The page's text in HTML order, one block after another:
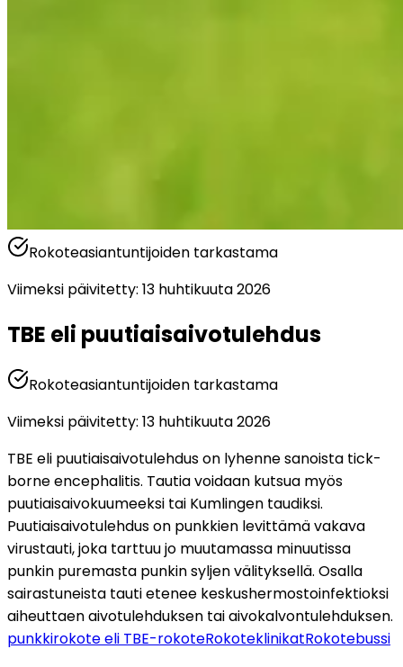
Rokoteasiantuntijoiden tarkastama
Viimeksi päivitetty: 13 huhtikuuta 2026
TBE eli puutiaisaivotulehdus
Rokoteasiantuntijoiden tarkastama
Viimeksi päivitetty: 13 huhtikuuta 2026
TBE eli puutiaisaivotulehdus on lyhenne sanoista tick-
borne encephalitis. Tautia voidaan kutsua myös
puutiaisaivokuumeeksi tai Kumlingen taudiksi.
Puutiaisaivotulehdus on punkkien levittämä vakava
virustauti, joka tarttuu jo muutamassa minuutissa
punkin puremasta punkin syljen välityksellä. Osalla
sairastuneista tauti etenee keskushermostoinfektioksi
aiheuttaen aivotulehduksen tai aivokalvontulehduksen.
punkkirokote eli TBE-rokoteRokoteklinikatRokotebussi